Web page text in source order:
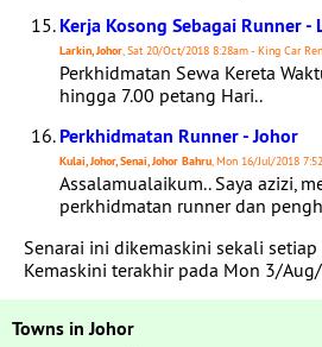
Kerja Kosong Sebagai Runner -
Larkin, Johor, Sat 20/Oct/2018 8:28am - King Car
Perkhidmatan Sewa Kereta
hingga 7.00 petang Hari..
Perkhidmatan Runner - Johor
Kulai, Johor, Senai, Johor Bahru, Mon 16/Jul/2018
Assalamualaikum.. Saya azizi,
perkhidmatan runner dan
Senarai ini dikemaskini sekali setiap
Kemaskini terakhir pada Mon 3/
Towns in Johor